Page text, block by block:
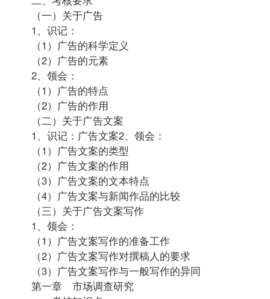
（一）关于广告
1、识记：
（1）广告的科学定义
（2）广告的元素
2、领会：
（1）广告的特点
（2）广告的作用
（二）关于广告文案
1、识记：广告文案2、领会：
（1）广告文案的类型
（2）广告文案的作用
（3）广告文案的文本特点
（4）广告文案与新闻作品的比较
（三）关于广告文案写作
1、领会：
（1）广告文案写作的准备工作
（2）广告文案写作对撰稿人的要求
（3）广告文案写作与一般写作的异同
第一章 市场调查研究